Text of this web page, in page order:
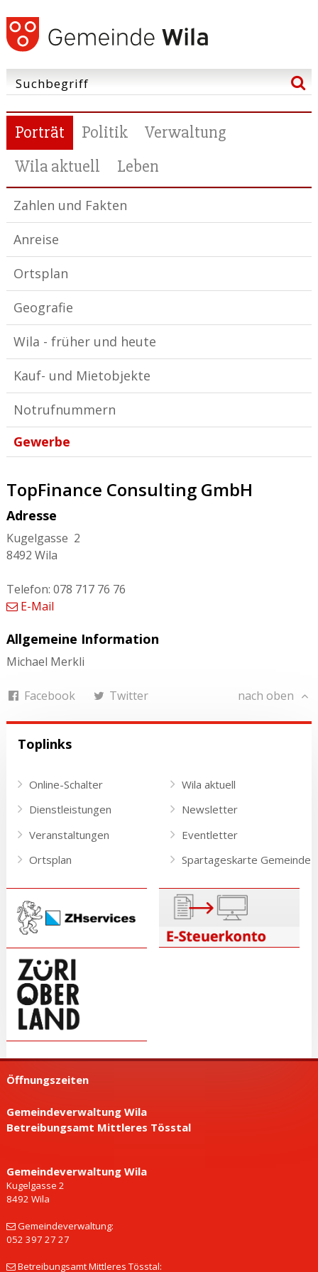
Porträt Politik
Verwaltung
Wila aktuell
Leben
Zahlen und Fakten
Anreise
Ortsplan
Geografie
Wila - früher und heute
Kauf- und Mietobjekte
Notrufnummern
Gewerbe
TopFinance Consulting GmbH
Adresse
Kugelgasse 2
8492 Wila
Telefon: 078 717 76 76
E-Mail
Allgemeine Information
Michael Merkli
Facebook Twitter nach oben
Toplinks
Online-Schalter
Dienstleistungen
Veranstaltungen
Ortsplan
Wila aktuell
Newsletter
Eventletter
Spartageskarte Gemeinde
Öffnungszeiten
Gemeindeverwaltung Wila
Betreibungsamt Mittleres Tösstal
Gemeinde­verwaltung Wila
Kugelgasse 2
8492 Wila
Gemeindeverwaltung:
052 397 27 27
Betreibungsamt Mittleres Tösstal: